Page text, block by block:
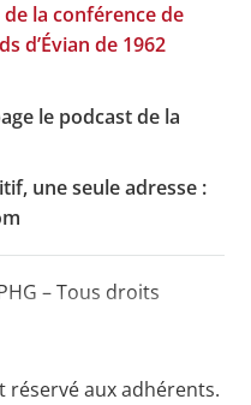
rondes
publiés
la conférence de
d’Évian de 1962
le podcast de la
une seule adresse :
– Tous droits
réservé aux adhérents.